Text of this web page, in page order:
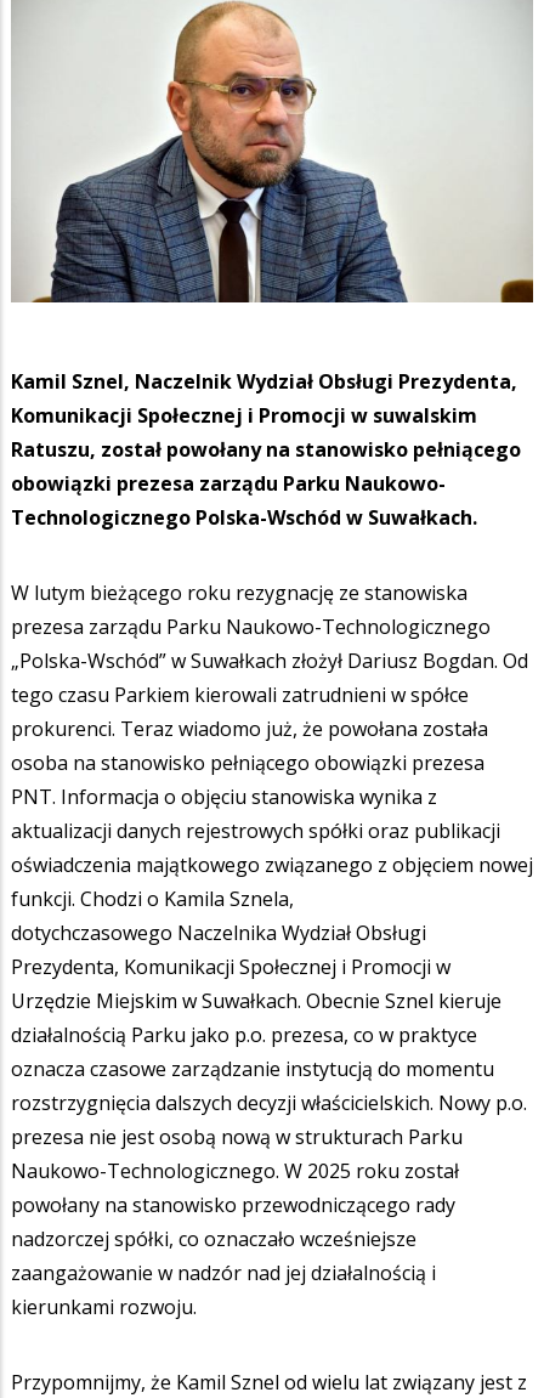
Kamil Sznel, Naczelnik Wydział Obsługi Prezydenta,
Komunikacji Społecznej i Promocji w suwalskim
Ratuszu, został powołany na stanowisko pełniącego
obowiązki prezesa zarządu Parku Naukowo-
Technologicznego Polska-Wschód w Suwałkach.
W lutym bieżącego roku rezygnację ze stanowiska
prezesa zarządu Parku Naukowo-Technologicznego
„Polska-Wschód” w Suwałkach złożył Dariusz Bogdan. Od
tego czasu Parkiem kierowali zatrudnieni w spółce
prokurenci. Teraz wiadomo już, że powołana została
osoba na stanowisko pełniącego obowiązki prezesa
PNT. Informacja o objęciu stanowiska wynika z
aktualizacji danych rejestrowych spółki oraz publikacji
oświadczenia majątkowego związanego z objęciem nowej
funkcji. Chodzi o Kamila Sznela,
dotychczasowego Naczelnika Wydział Obsługi
Prezydenta, Komunikacji Społecznej i Promocji w
Urzędzie Miejskim w Suwałkach. Obecnie Sznel kieruje
działalnością Parku jako p.o. prezesa, co w praktyce
oznacza czasowe zarządzanie instytucją do momentu
rozstrzygnięcia dalszych decyzji właścicielskich. Nowy p.o.
prezesa nie jest osobą nową w strukturach Parku
Naukowo-Technologicznego. W 2025 roku został
powołany na stanowisko przewodniczącego rady
nadzorczej spółki, co oznaczało wcześniejsze
zaangażowanie w nadzór nad jej działalnością i
kierunkami rozwoju.
Przypomnijmy, że Kamil Sznel od wielu lat związany jest z